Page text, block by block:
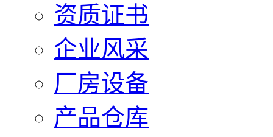
资质证书
企业风采
厂房设备
产品仓库